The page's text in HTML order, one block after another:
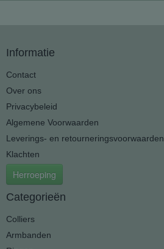
Informatie
Contact
Over ons
Privacybeleid
Algemene Voorwaarden
Leverings- en retourneringsvoorwaarden
Klachten
Herroeping
Categorieën
Colliers
Armbanden